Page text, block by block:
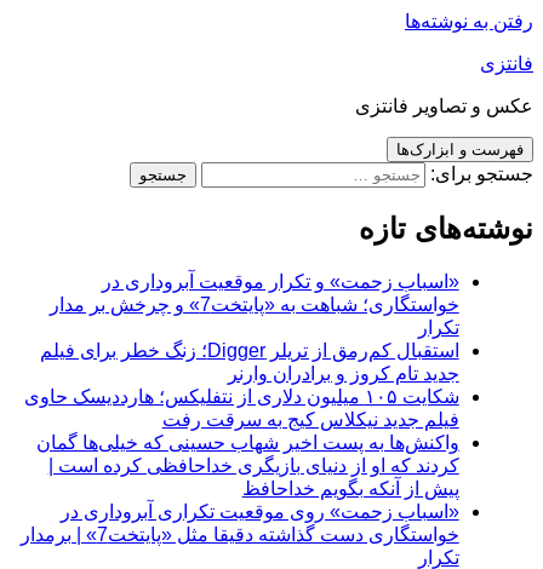
رفتن به نوشته‌ها
فانتزی
عکس و تصاویر فانتزی
فهرست و ابزارک‌ها
جستجو برای:
نوشته‌های تازه
«اسباب زحمت» و تکرار موقعیت آبروداری در
خواستگاری؛ شباهت به «پایتخت7» و چرخش بر مدار
تکرار
استقبال کم‌رمق از تریلر Digger؛ زنگ خطر برای فیلم
جدید تام کروز و برادران وارنر
شکایت ۱۰۵ میلیون دلاری از نتفلیکس؛ هارددیسک حاوی
فیلم جدید نیکلاس کیج به سرقت رفت
واکنش‌ها به پست اخیر شهاب حسینی که خیلی‌ها گمان
کردند که او از دنیای بازیگری خداحافظی کرده است |
پیش از آنکه بگویم خداحافظ
«اسباب زحمت» روی موقعیت تکراری آبروداری در
خواستگاری دست گذاشته دقیقا مثل «پایتخت7» | برمدار
تکرار